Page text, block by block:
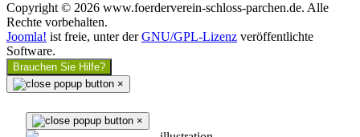
Copyright © 2026 www.foerderverein-schloss-parchen.de. Alle
Rechte vorbehalten.
Joomla! ist freie, unter derGNU/GPL-Lizenz veröffentlichte
Software.
Brauchen Sie Hilfe?
×
×